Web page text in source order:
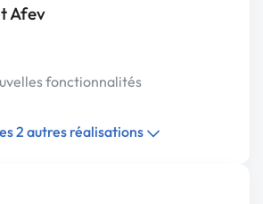
Afev
fonctionnalités
2 autres réalisations